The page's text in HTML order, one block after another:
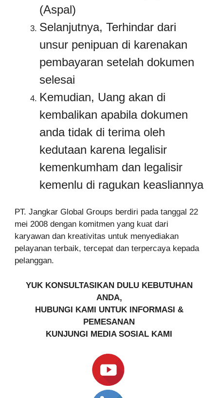
(Aspal)
Selanjutnya, Terhindar dari
unsur penipuan di karenakan
pembayaran setelah dokumen
selesai
Kemudian, Uang akan di
kembalikan apabila dokumen
anda tidak di terima oleh
kedutaan karena legalisir
kemenkumham dan legalisir
kemenlu di ragukan keasliannya
PT. Jangkar Global Groups berdiri pada tanggal 22
mei 2008 dengan komitmen yang kuat dari
karyawan dan kreativitas untuk menyediakan
pelayanan terbaik, tercepat dan terpercaya kepada
pelanggan.
YUK KONSULTASIKAN DULU KEBUTUHAN
ANDA,
HUBUNGI KAMI UNTUK INFORMASI &
PEMESANAN
KUNJUNGI MEDIA SOSIAL KAMI